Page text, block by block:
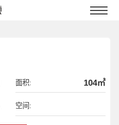
面积: 104㎡
空间: